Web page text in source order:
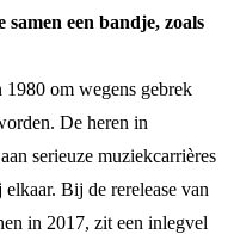
een bandje, zoals
om wegens gebrek
De heren in
serieuze muziekcarrières
Bij de rerelease van
in 2017, zit een inlegvel